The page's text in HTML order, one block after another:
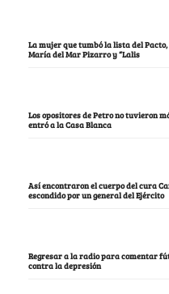
La mujer que tumbó la lista del
María del Mar Pizarro y “Lalis
Los opositores de Petro no tuvieron
entró a la Casa Blanca
Así encontraron el cuerpo del cura
escondido por un general del Ejército
Regresar a la radio para comentar
contra la depresión